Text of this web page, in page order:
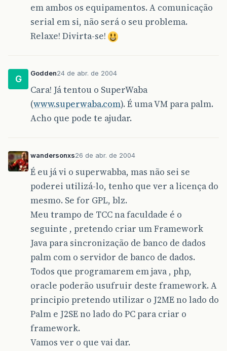
em ambos os equipamentos. A comunicação
serial em si, não será o seu problema.
Relaxe! Divirta-se!
G
Godden24 de abr. de 2004
Cara! Já tentou o SuperWaba
(www.superwaba.com). É uma VM para palm.
Acho que pode te ajudar.
wandersonxs26 de abr. de 2004
É eu já vi o superwabba, mas não sei se
poderei utilizá-lo, tenho que ver a licença do
mesmo. Se for GPL, blz.
Meu trampo de TCC na faculdade é o
seguinte , pretendo criar um Framework
Java para sincronização de banco de dados
palm com o servidor de banco de dados.
Todos que programarem em java , php,
oracle poderão usufruir deste framework. A
principio pretendo utilizar o J2ME no lado do
Palm e J2SE no lado do PC para criar o
framework.
Vamos ver o que vai dar.